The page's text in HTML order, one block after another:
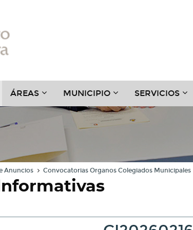
ÁREAS???
MUNICIPIO???
SERVICIOS???
Anuncios Convocatorias Organos Colegiados Municipales